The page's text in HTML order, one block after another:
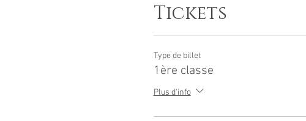
Tickets
Type de billet
1ère classe
Plus d'info